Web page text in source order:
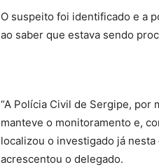
O suspeito foi identificado e a
ao saber que estava sendo
“A Polícia Civil de Sergipe, por
manteve o monitoramento e,
localizou o investigado já
acrescentou o delegado.